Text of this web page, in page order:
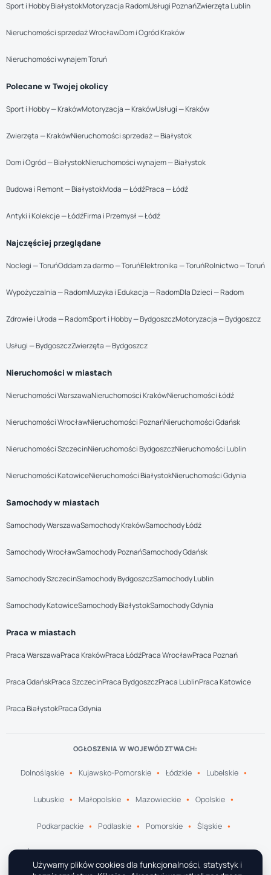
Sport i Hobby BiałystokMotoryzacja RadomUsługi PoznańZwierzęta Lublin
Nieruchomości sprzedaż WrocławDom i Ogród Kraków
Nieruchomości wynajem Toruń
Polecane w Twojej okolicy
Sport i Hobby — KrakówMotoryzacja — KrakówUsługi — Kraków
Zwierzęta — KrakówNieruchomości sprzedaż — Białystok
Dom i Ogród — BiałystokNieruchomości wynajem — Białystok
Budowa i Remont — BiałystokModa — ŁódźPraca — Łódź
Antyki i Kolekcje — ŁódźFirma i Przemysł — Łódź
Najczęściej przeglądane
Noclegi — ToruńOddam za darmo — ToruńElektronika — ToruńRolnictwo — Toruń
Wypożyczalnia — RadomMuzyka i Edukacja — RadomDla Dzieci — Radom
Zdrowie i Uroda — RadomSport i Hobby — BydgoszczMotoryzacja — Bydgoszcz
Usługi — BydgoszczZwierzęta — Bydgoszcz
Nieruchomości w miastach
Nieruchomości WarszawaNieruchomości KrakówNieruchomości Łódź
Nieruchomości WrocławNieruchomości PoznańNieruchomości Gdańsk
Nieruchomości SzczecinNieruchomości BydgoszczNieruchomości Lublin
Nieruchomości KatowiceNieruchomości BiałystokNieruchomości Gdynia
Samochody w miastach
Samochody WarszawaSamochody KrakówSamochody Łódź
Samochody WrocławSamochody PoznańSamochody Gdańsk
Samochody SzczecinSamochody BydgoszczSamochody Lublin
Samochody KatowiceSamochody BiałystokSamochody Gdynia
Praca w miastach
Praca WarszawaPraca KrakówPraca ŁódźPraca WrocławPraca Poznań
Praca GdańskPraca SzczecinPraca BydgoszczPraca LublinPraca Katowice
Praca BiałystokPraca Gdynia
OGŁOSZENIA W WOJEWÓDZTWACH:
Dolnośląskie Kujawsko-Pomorskie Łódzkie Lubelskie
Lubuskie Małopolskie Mazowieckie Opolskie
Podkarpackie Podlaskie Pomorskie Śląskie
Świętokrzyskie Warmińsko-Mazurskie Wielkopolskie
Używamy plików cookies dla funkcjonalności, statystyk i